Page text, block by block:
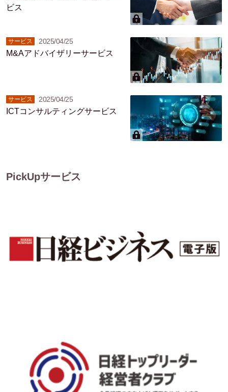
ビス
サービス 2025/04/25
M&Aアドバイザリーサービス
サービス 2025/04/25
ICTコンサルティングサービス
PickUpサービス